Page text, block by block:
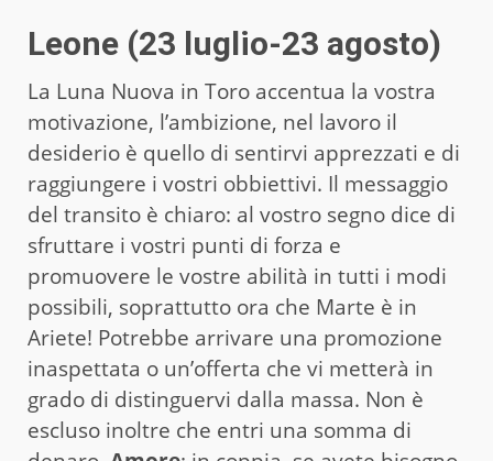
Leone (23 luglio-23 agosto)
La Luna Nuova in Toro accentua la vostra
motivazione, l’ambizione, nel lavoro il
desiderio è quello di sentirvi apprezzati e di
raggiungere i vostri obbiettivi. Il messaggio
del transito è chiaro: al vostro segno dice di
sfruttare i vostri punti di forza e
promuovere le vostre abilità in tutti i modi
possibili, soprattutto ora che Marte è in
Ariete! Potrebbe arrivare una promozione
inaspettata o un’offerta che vi metterà in
grado di distinguervi dalla massa. Non è
escluso inoltre che entri una somma di